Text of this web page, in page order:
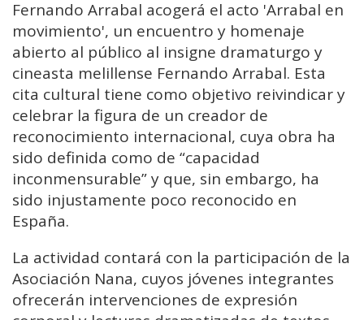
Fernando Arrabal acogerá el acto 'Arrabal en
movimiento', un encuentro y homenaje
abierto al público al insigne dramaturgo y
cineasta melillense Fernando Arrabal. Esta
cita cultural tiene como objetivo reivindicar y
celebrar la figura de un creador de
reconocimiento internacional, cuya obra ha
sido definida como de “capacidad
inconmensurable” y que, sin embargo, ha
sido injustamente poco reconocido en
España.
La actividad contará con la participación de la
Asociación Nana, cuyos jóvenes integrantes
ofrecerán intervenciones de expresión